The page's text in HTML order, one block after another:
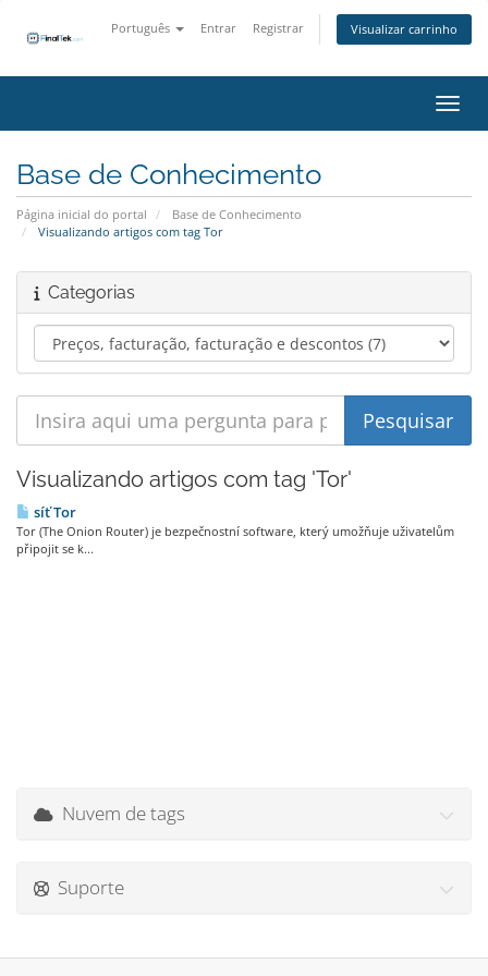
Português Entrar Registrar Visualizar carrinho
Base de Conhecimento
Página inicial do portal
Base de Conhecimento
Visualizando artigos com tag Tor
Categorias
Visualizando artigos com tag 'Tor'
síť Tor
Tor (The Onion Router) je bezpečnostní software, který umožňuje uživatelům
připojit se k...
Nuvem de tags
Suporte